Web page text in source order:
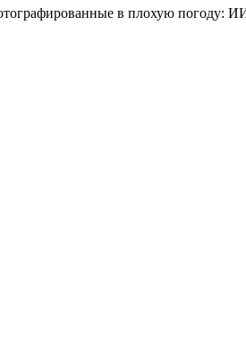
в плохую погоду: